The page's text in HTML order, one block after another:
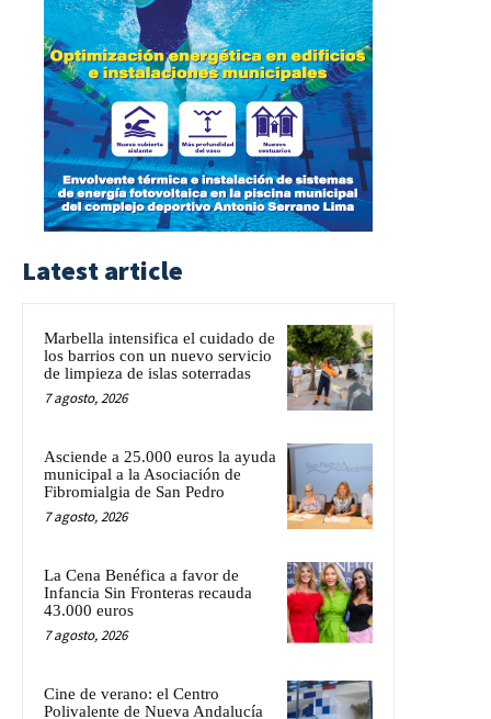
Latest article
Marbella intensifica el cuidado de
los barrios con un nuevo servicio
de limpieza de islas soterradas
7 agosto, 2026
Asciende a 25.000 euros la ayuda
municipal a la Asociación de
Fibromialgia de San Pedro
7 agosto, 2026
La Cena Benéfica a favor de
Infancia Sin Fronteras recauda
43.000 euros
7 agosto, 2026
Cine de verano: el Centro
Polivalente de Nueva Andalucía